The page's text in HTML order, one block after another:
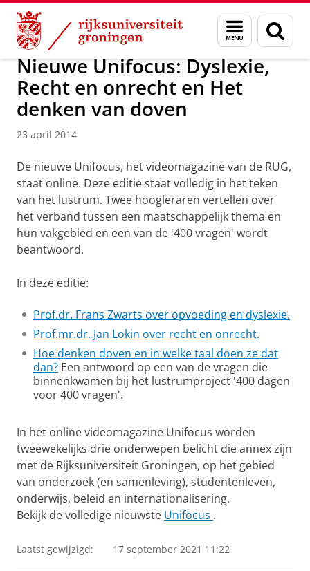
Skip
Content
Skip
Navigation
Menu
en
zoeken
Over ons Actueel Nieuws Nieuwsberichten
Nieuwe Unifocus: Dyslexie,
Recht en onrecht en Het
denken van doven
23 april 2014
De nieuwe Unifocus, het videomagazine van de RUG,
staat online. Deze editie staat volledig in het teken
van het lustrum. Twee hoogleraren vertellen over
het verband tussen een maatschappelijk thema en
hun vakgebied en een van de '400 vragen' wordt
beantwoord.
In deze editie:
Prof.dr. Frans Zwarts over opvoeding en dyslexie.
Prof.mr.dr. Jan Lokin over recht en onrecht.
Hoe denken doven en in welke taal doen ze dat
dan? Een antwoord op een van de vragen die
binnenkwamen bij het lustrumproject '400 dagen
voor 400 vragen'.
In het online videomagazine Unifocus worden
tweewekelijks drie onderwepen belicht die annex zijn
met de Rijksuniversiteit Groningen, op het gebied
van onderzoek (en samenleving), studentenleven,
onderwijs, beleid en internationalisering.
Bekijk de volledige nieuwste Unifocus .
Laatst gewijzigd: 17 september 2021 11:22